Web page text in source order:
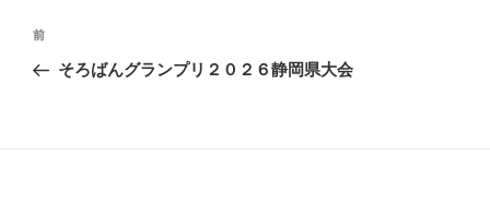
投
ナ
過
去
前
そろばんグランプリ２０２６静岡県大会